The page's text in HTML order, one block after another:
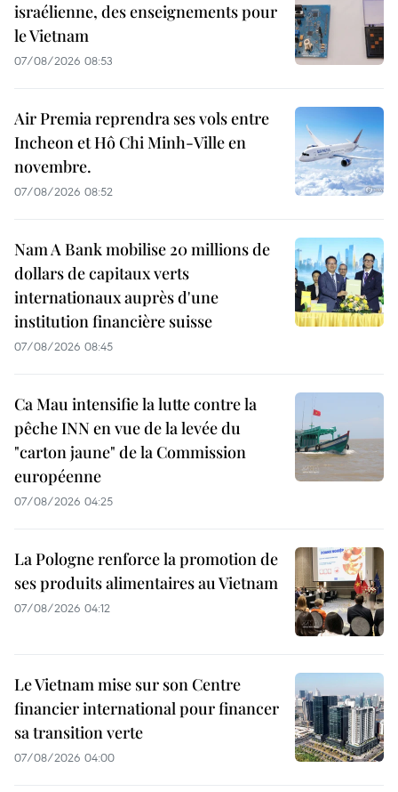
israélienne, des enseignements pour
le Vietnam
07/08/2026 08:53
Air Premia reprendra ses vols entre
Incheon et Hô Chi Minh-Ville en
novembre.
07/08/2026 08:52
Nam A Bank mobilise 20 millions de
dollars de capitaux verts
internationaux auprès d'une
institution financière suisse
07/08/2026 08:45
Ca Mau intensifie la lutte contre la
pêche INN en vue de la levée du
"carton jaune" de la Commission
européenne
07/08/2026 04:25
La Pologne renforce la promotion de
ses produits alimentaires au Vietnam
07/08/2026 04:12
Le Vietnam mise sur son Centre
financier international pour financer
sa transition verte
07/08/2026 04:00